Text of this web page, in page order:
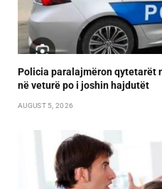
Policia paralajmëron qytetarët
në veturë po i joshin hajdutët
AUGUST 5, 2026